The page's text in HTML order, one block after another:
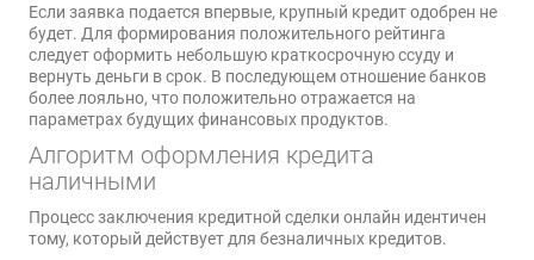
Если заявка подается впервые, крупный кредит одобрен не
будет. Для формирования положительного рейтинга
следует оформить небольшую краткосрочную ссуду и
вернуть деньги в срок. В последующем отношение банков
более лояльно, что положительно отражается на
параметрах будущих финансовых продуктов.
Алгоритм оформления кредита
наличными
Процесс заключения кредитной сделки онлайн идентичен
тому, который действует для безналичных кредитов.